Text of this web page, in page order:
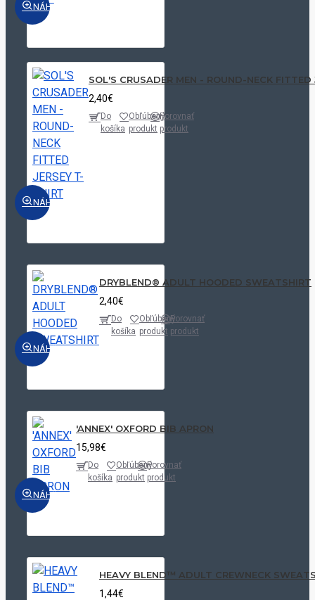
NÁHĽAD
NÁHĽAD
SOL'S CRUSADER MEN - ROUND-NECK FITTED
2,40€
Do
košíka
Obľúbený
produkt
Porovnať
produkt
NÁHĽAD
DRYBLEND® ADULT HOODED SWEATSHIRT
2,40€
Do
košíka
Obľúbený
produkt
Porovnať
produkt
NÁHĽAD
'ANNEX' OXFORD BIB APRON
15,98€
Do
košíka
Obľúbený
produkt
Porovnať
produkt
HEAVY BLEND™ ADULT CREWNECK
1,44€